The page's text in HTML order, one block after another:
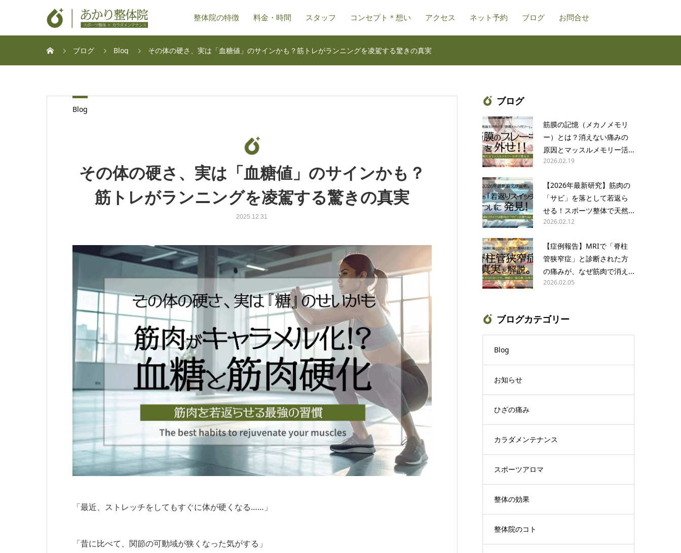
整体院の特徴 料金・時間 スタッフ コンセプト＊想い アクセス ネット予約 ブログ お問合せ
ブログ Blog その体の硬さ、実は「血糖値」のサインかも？筋トレがランニングを凌駕する驚きの真実
Blog
その体の硬さ、実は「血糖値」のサインかも？
筋トレがランニングを凌駕する驚きの真実
2025.12.31
「最近、ストレッチをしてもすぐに体が硬くなる……」
「昔に比べて、関節の可動域が狭くなった気がする」
ブログ
筋膜の記憶（メカノメモリ
ー）とは？消えない痛みの
原因とマッスルメモリー活...
2026.02.19
【2026年最新研究】筋肉の
「サビ」を落として若返ら
せる！スポーツ整体で天然...
2026.02.12
【症例報告】MRIで「脊柱
管狭窄症」と診断された方
の痛みが、なぜ筋肉で消え...
2026.02.05
ブログカテゴリー
Blog
お知らせ
ひざの痛み
カラダメンテナンス
スポーツアロマ
整体の効果
整体院のコト